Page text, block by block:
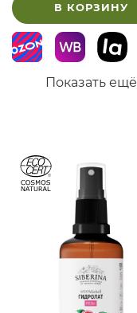
В КОРЗИНУ
Показать ещё